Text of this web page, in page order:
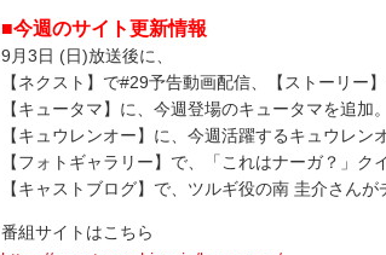
■今週のサイト更新情報
9月3日 (日)放送後に、
【ネクスト】で#29予告動画配信、【ストーリー
【キュータマ】に、今週登場のキュータマを追加。
【キュウレンオー】に、今週活躍するキュウレン
【フォトギャラリー】で、「これはナーガ？」ク
【キャストブログ】で、ツルギ役の南 圭介さんが
番組サイトはこちら